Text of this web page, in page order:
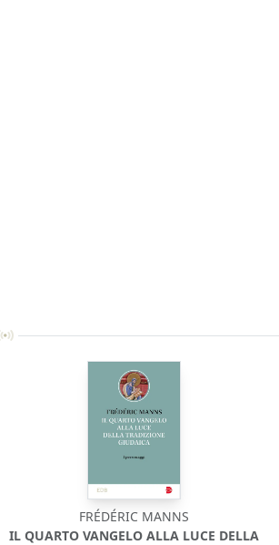
FRÉDÉRIC MANNS
IL QUARTO VANGELO ALLA LUCE DELLA